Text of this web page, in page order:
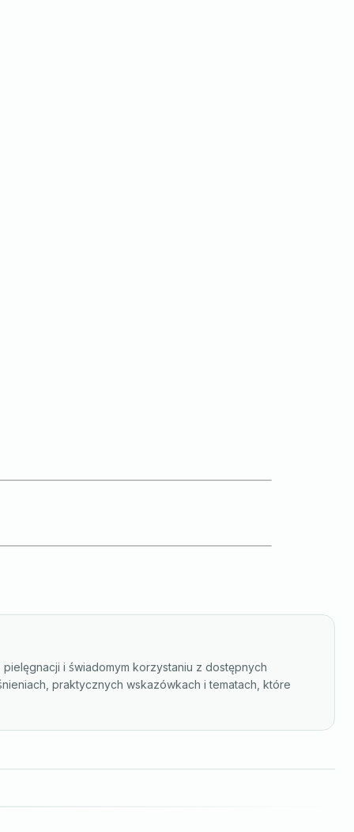
i świadomym korzystaniu z dostępnych
praktycznych wskazówkach i tematach, które